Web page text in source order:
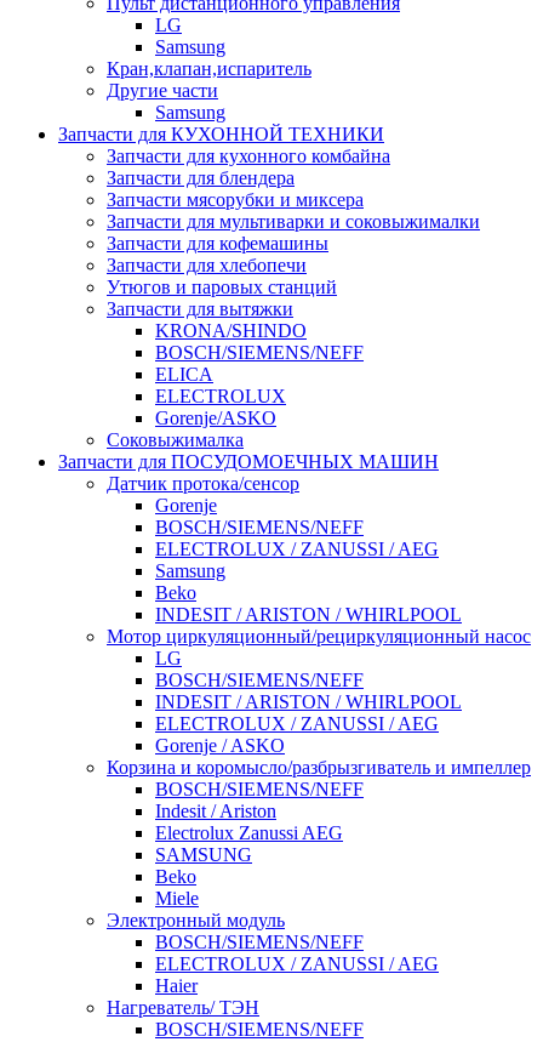
LG
Samsung
Кран,клапан,испаритель
Другие части
Samsung
Запчасти для КУХОННОЙ ТЕХНИКИ
Запчасти для кухонного комбайна
Запчасти для блендера
Запчасти мясорубки и миксера
Запчасти для мультиварки и соковыжималки
Запчасти для кофемашины
Запчасти для хлебопечи
Утюгов и паровых станций
Запчасти для вытяжки
KRONA/SHINDO
BOSCH/SIEMENS/NEFF
ELICA
ELECTROLUX
Gorenje/ASKO
Соковыжималка
Запчасти для ПОСУДОМОЕЧНЫХ МАШИН
Датчик протока/сенсор
Gorenje
BOSCH/SIEMENS/NEFF
ELECTROLUX / ZANUSSI / AEG
Samsung
Beko
INDESIT / ARISTON / WHIRLPOOL
Мотор циркуляционный/рециркуляционный насос
LG
BOSCH/SIEMENS/NEFF
INDESIT / ARISTON / WHIRLPOOL
ELECTROLUX / ZANUSSI / AEG
Gorenje / ASKO
Корзина и коромысло/разбрызгиватель и импеллер
BOSCH/SIEMENS/NEFF
Indesit / Ariston
Electrolux Zanussi AEG
SAMSUNG
Beko
Miele
Электронный модуль
BOSCH/SIEMENS/NEFF
ELECTROLUX / ZANUSSI / AEG
Haier
Нагреватель/ ТЭН
BOSCH/SIEMENS/NEFF